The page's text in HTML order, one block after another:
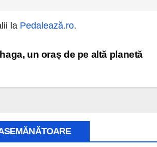
la Pedalează.ro.
un oraș de pe altă planetă